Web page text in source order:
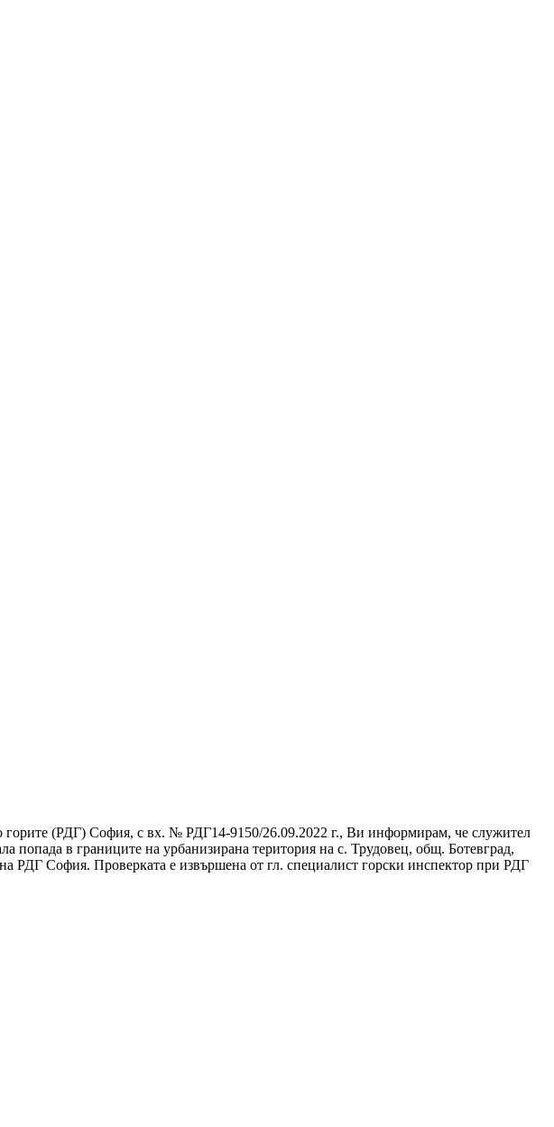
горите (РДГ) София, с вх. № РДГ14-9150/26.09.2022 г., Ви информирам, че служител
попада в границите на урбанизирана територия на с. Трудовец, общ. Ботевград,
РДГ София. Проверката е извършена от гл. специалист горски инспектор при РДГ